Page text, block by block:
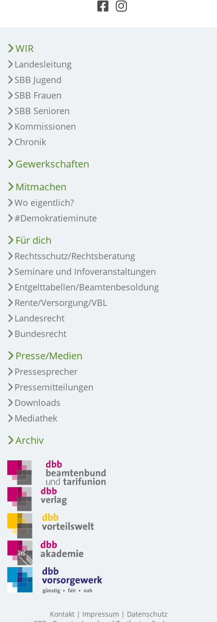
WIR
Landesleitung
SBB Jugend
SBB Frauen
SBB Senioren
Kommissionen
Chronik
Gewerkschaften
Mitmachen
Wo eigentlich?
#Demokratieminute
Für dich
Rechtsschutz/Rechtsberatung
Seminare und Infoveranstaltungen
Entgelttabellen/Beamtenbesoldung
Rente/Versorgung/VBL
Landesrecht
Bundesrecht
Presse/Medien
Pressesprecher
Pressemitteilungen
Downloads
Mediathek
Archiv
Kontakt Impressum
Datenschutz